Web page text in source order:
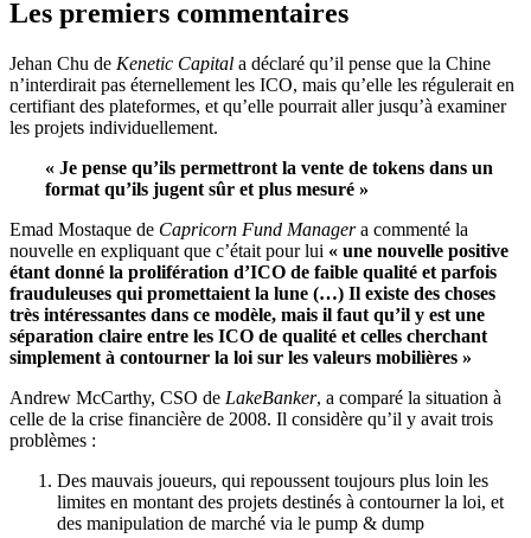
Les premiers commentaires
Jehan Chu de Kenetic Capital a déclaré qu’il pense que la Chine
n’interdirait pas éternellement les ICO, mais qu’elle les régulerait en
certifiant des plateformes, et qu’elle pourrait aller jusqu’à examiner
les projets individuellement.
« Je pense qu’ils permettront la vente de tokens dans un
format qu’ils jugent sûr et plus mesuré »
Emad Mostaque de Capricorn Fund Managera commenté la
nouvelle en expliquant que c’était pour lui « une nouvelle positive
étant donné la prolifération d’ICO de faible qualité et parfois
frauduleuses qui promettaient la lune (…) Il existe des choses
très intéressantes dans ce modèle, mais il faut qu’il y est une
séparation claire entre les ICO de qualité et celles cherchant
simplement à contourner la loi sur les valeurs mobilières »
Andrew McCarthy, CSO de LakeBanker, a comparé la situation à
celle de la crise financière de 2008. Il considère qu’il y avait trois
problèmes :
Des mauvais joueurs, qui repoussent toujours plus loin les
limites en montant des projets destinés à contourner la loi, et
des manipulation de marché via le pump & dump